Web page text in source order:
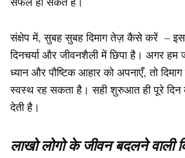
संक्षेप में, सुबह सुबह दिमाग तेज़ कैसे करें –
दिनचर्या और जीवनशैली में छिपा है। अगर हम
ध्यान और पौष्टिक आहार को अपनाएँ, तो
स्वस्थ रह सकता है। सही शुरुआत ही पूरे दिन
देती है।
लाखो लोगो के जीवन बदलने वाली